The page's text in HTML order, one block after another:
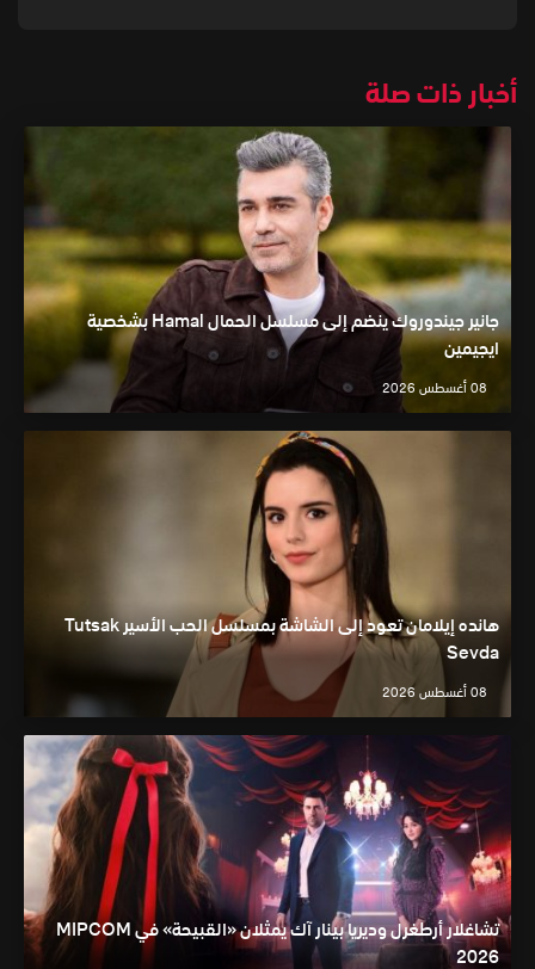
أخبار ذات صلة
جانير جيندوروك ينضم إلى مسلسل الحمال Hamal بشخصية
ايجيمين
08 أغسطس 2026
هانده إيلامان تعود إلى الشاشة بمسلسل الحب الأسير Tutsak
Sevda
08 أغسطس 2026
تشاغلار أرطغرل وديريا بينار آك يمثلان «القبيحة» في MIPCOM
2026